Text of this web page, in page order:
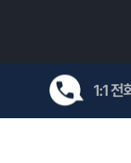
1:1 전